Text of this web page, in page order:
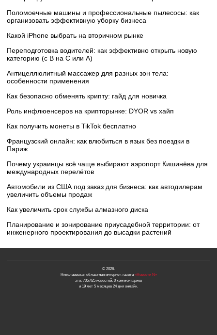
Поломоечные машины и профессиональные пылесосы: как
организовать эффективную уборку бизнеса
Какой iPhone выбрать на вторичном рынке
Переподготовка водителей: как эффективно открыть новую
категорию (с B на C или А)
Антицеллюлитный массажер для разных зон тела:
особенности применения
Как безопасно обменять крипту: гайд для новичка
Роль инфлюенсеров на крипторынке: DYOR vs хайп
Как получить монеты в TikTok бесплатно
Французский онлайн: как влюбиться в язык без поездки в
Париж
Почему украинцы всё чаще выбирают аэропорт Кишинёва для
международных перелётов
Автомобили из США под заказ для бизнеса: как автодилерам
увеличить объемы продаж
Как увеличить срок службы алмазного диска
Планирование и зонирование приусадебной территории: от
инженерного проектирования до высадки растений
© 2026.
Николаевская областная интернет-газета«Новости N»
это: 705,425 новостей, 0 комментариев
и 19 лет 5 месяцев 24 дня онлайн.